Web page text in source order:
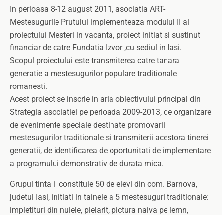
In perioasa 8-12 august 2011, asociatia ART-
Mestesugurile Prutului implementeaza modulul II al
proiectului Mesteri in vacanta, proiect initiat si sustinut
financiar de catre Fundatia Izvor ,cu sediul in Iasi.
Scopul proiectului este transmiterea catre tanara
generatie a mestesugurilor populare traditionale
romanesti.
Acest proiect se inscrie in aria obiectivului principal din
Strategia asociatiei pe perioada 2009-2013, de organizare
de evenimente speciale destinate promovarii
mestesugurilor traditionale si transmiterii acestora tinerei
generatii, de identificarea de oportunitati de implementare
a programului demonstrativ de durata mica.
Grupul tinta il constituie 50 de elevi din com. Barnova,
judetul Iasi, initiati in tainele a 5 mestesuguri traditionale:
impletituri din nuiele, pielarit, pictura naiva pe lemn,